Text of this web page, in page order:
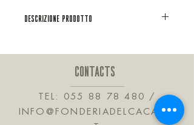
DESCRIZIONE PRODOTTO
di tè, sono le caratteristiche di questo
liquore ottenuto per macerazione
alcolica di tè e spezie.
CONTACTS
TEL: 055 88 78 480
/
INFO@FONDERIADELCACAO.I